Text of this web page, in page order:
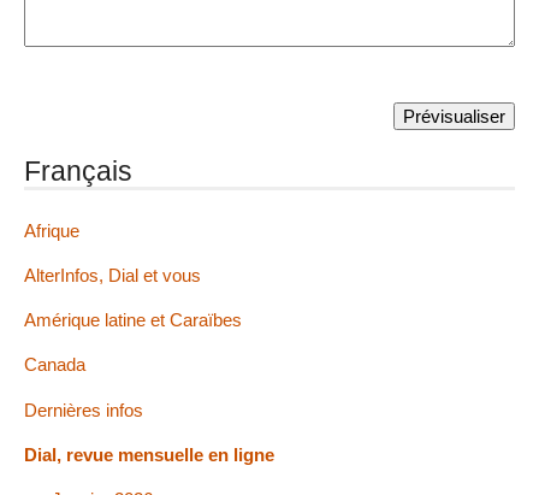
Français
Afrique
AlterInfos, Dial et vous
Amérique latine et Caraïbes
Canada
Dernières infos
Dial, revue mensuelle en ligne